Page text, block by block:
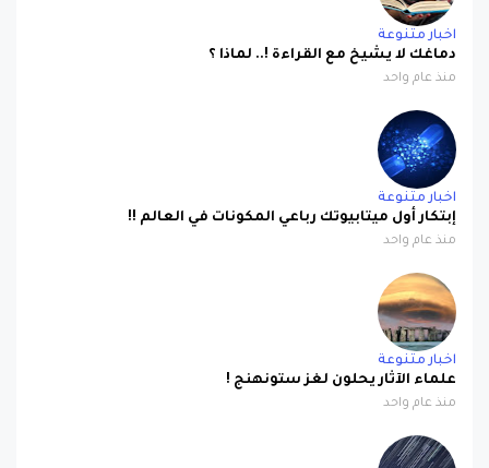
اخبار متنوعة
دماغك لا يشيخ مع القراءة !.. لماذا ؟
منذ عام واحد
اخبار متنوعة
إبتكار أول ميتابيوتك رباعي المكونات في العالم !!
منذ عام واحد
اخبار متنوعة
علماء الآثار يحلون لغز ستونهنج !
منذ عام واحد